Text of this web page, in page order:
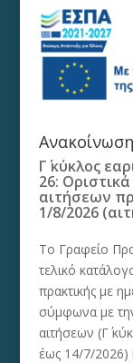
Ανακοίνωση
Γ΄ κύκλος
26:
αιτήσεων
1/8/2026
Το Γραφείο
τελικό
πρακτικής με
σύμφωνα με
αιτήσεων (Γ΄
έως 14/7/2026)